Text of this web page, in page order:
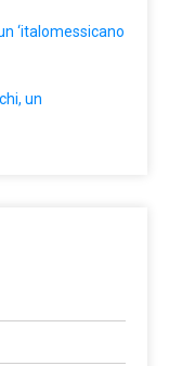
‘italomessicano
un